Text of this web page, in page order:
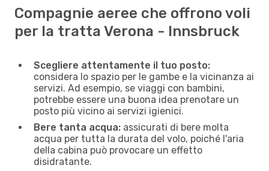
Compagnie aeree che offrono voli
per la tratta Verona - Innsbruck
Scegliere attentamente il tuo posto:
considera lo spazio per le gambe e la vicinanza ai
servizi. Ad esempio, se viaggi con bambini,
potrebbe essere una buona idea prenotare un
posto più vicino ai servizi igienici.
Bere tanta acqua: assicurati di bere molta
acqua per tutta la durata del volo, poiché l'aria
della cabina può provocare un effetto
disidratante.